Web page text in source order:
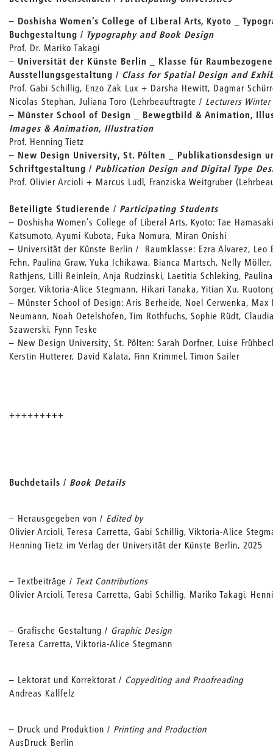
– Doshisha Women’s College of Liberal Arts, Kyoto
_
Buchgestaltung / Typography and Book Design
Prof. Dr. Mariko Takagi
– Universität der Künste Berlin _ Klasse für
Ausstellungsgestaltung / Class for Spatial Design and
Prof. Gabi Schillig, Enzo Zak Lux + Darsha Hewitt, Dagmar
Nicolas Stephan, Juliana Toro (Lehrbeauftragte / Lecturers
– Münster School of Design _ Bewegtbild & Animation,
Images & Animation, Illustration
Prof. Henning Tietz
– New Design University, St. Pölten _ Publikationsdesign
Schriftgestaltung / Publication Design and Digital Type
Prof. Olivier Arcioli + Marcus Ludl, Franziska Weitgruber
Beteiligte Studierende / Participating Students
– Doshisha Women’s College of Liberal Arts, Kyoto: Tae
Katsumoto, Ayumi Kubota, Fuka Nomura, Miran Onishi
– Universität der Künste Berlin / Raumklasse: Ezra Alvarez, Leo
Fehn, Paulina Graw, Yuka Ichikawa, Bianca Martsch, Nelly
Rathjens, Lilli Reinlein, Anja Rudzinski, Laetitia Schleking,
Sorger, Viktoria-Alice Stegmann, Hikari Tanaka, Yitian Xu,
– Münster School of Design: Aris Berheide, Noel Cerwenka, Max
Neumann, Noah Oetelshofen, Tim Rothfuchs, Sophie Rüdt,
Szawerski, Fynn Teske
– New Design University, St. Pölten: Sarah Dorfner, Luise
Kerstin Hutterer, David Kalata, Finn Krimmel, Timon Sailer
+++++++++
Buchdetails / Book Details
– Herausgegeben von / Edited by
Olivier Arcioli, Teresa Carretta, Gabi Schillig, Viktoria-Alice
Henning Tietz im Verlag der Universität der Künste Berlin, 2025
– Textbeiträge / Text Contributions
Olivier Arcioli, Teresa Carretta, Gabi Schillig, Mariko Takagi,
– Grafische Gestaltung / Graphic Design
Teresa Carretta, Viktoria-Alice Stegmann
– Lektorat und Korrektorat / Copyediting and Proofreading
Andreas Kallfelz
– Druck und Produktion / Printing and Production
AusDruck Berlin